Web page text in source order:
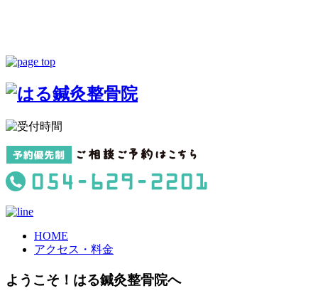
HOME
アクセス・料金
ようこそ！はる鍼灸整骨院へ